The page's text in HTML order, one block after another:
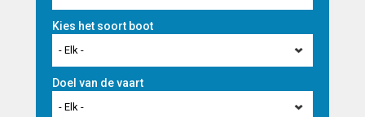
Kies het soort boot
- Elk -
Doel van de vaart
- Elk -